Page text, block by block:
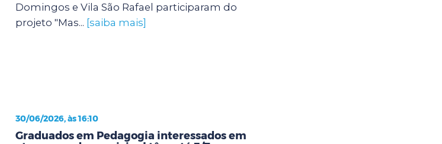
Domingos e Vila São Rafael participaram do
projeto "Mas... [saiba mais]
30/06/2026, às 16:10
Graduados em Pedagogia interessados em